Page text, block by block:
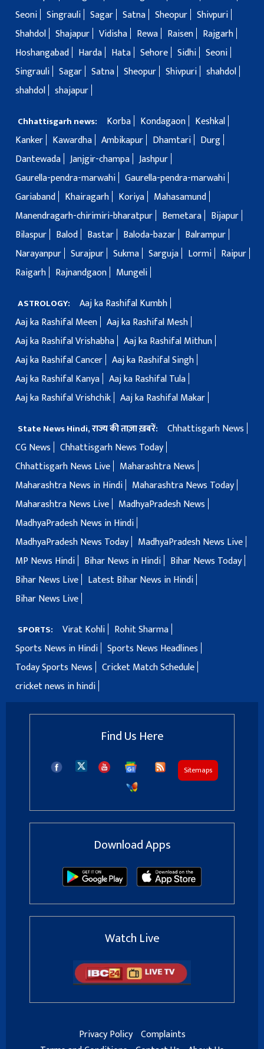
Seoni Singrauli Sagar Satna Sheopur Shivpuri
Shahdol Shajapur Vidisha Rewa Raisen
Rajgarh
Hoshangabad
Harda Hata Sehore Sidhi Seoni
Singrauli Sagar Satna Sheopur Shivpuri shahdol
shahdol shajapur
Chhattisgarh news: Korba Kondagaon
Keshkal
Kanker
Kawardha Ambikapur Dhamtari
Durg
Dantewada Janjgir-champa Jashpur
Gaurella-pendra-marwahi Gaurella-pendra-marwahi
Gariaband
Khairagarh Koriya
Mahasamund
Manendragarh-chirimiri-bharatpur
Bemetara
Bijapur
Bilaspur
Balod Bastar Baloda-bazar
Balrampur
Narayanpur Surajpur Sukma Sarguja Lormi
Raipur
Raigarh
Rajnandgaon Mungeli
ASTROLOGY:
Aaj ka Rashifal Kumbh
Aaj ka Rashifal Meen Aaj ka Rashifal Mesh
Aaj ka Rashifal Vrishabha Aaj ka Rashifal Mithun
Aaj ka Rashifal Cancer Aaj ka Rashifal Singh
Aaj ka Rashifal Kanya Aaj ka Rashifal Tula
Aaj ka Rashifal Vrishchik Aaj ka Rashifal Makar
State News Hindi, राज्य की ताज़ा ख़बरें:
Chhattisgarh News
CG News
Chhattisgarh News Today
Chhattisgarh News Live
Maharashtra News
Maharashtra News in Hindi
Maharashtra News Today
Maharashtra News Live
MadhyaPradesh News
MadhyaPradesh News in Hindi
MadhyaPradesh News Today
MadhyaPradesh News Live
MP News Hindi
Bihar News in Hindi
Bihar News Today
Bihar News Live
Latest Bihar News in Hindi
Bihar News Live
SPORTS: Virat Kohli
Rohit Sharma
Sports News in Hindi Sports News Headlines
Today Sports News
Cricket Match Schedule
cricket news in hindi
Find Us Here
Sitemaps
Download Apps
Watch Live
Privacy Policy Complaints